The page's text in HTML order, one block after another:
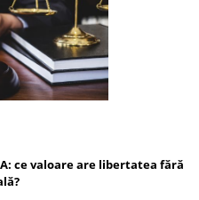
ce valoare are libertatea fără